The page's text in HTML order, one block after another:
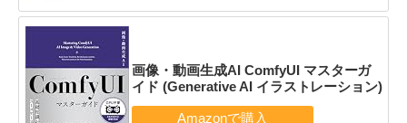
画像・動画生成AI ComfyUI マスターガ
イド (Generative AI イラストレーション)